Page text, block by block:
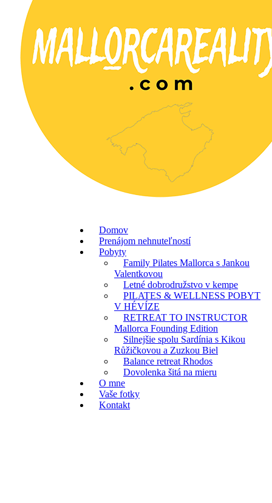
Domov
Prenájom nehnuteľností
Pobyty
Family Pilates Mallorca s Jankou
Valentkovou
Letné dobrodružstvo v kempe
PILATES & WELLNESS POBYT
V HÉVÍZE
RETREAT TO INSTRUCTOR
Mallorca Founding Edition
Silnejšie spolu Sardínia s Kikou
Růžičkovou a Zuzkou Biel
Balance retreat Rhodos
Dovolenka šitá na mieru
O mne
Vaše fotky
Kontakt